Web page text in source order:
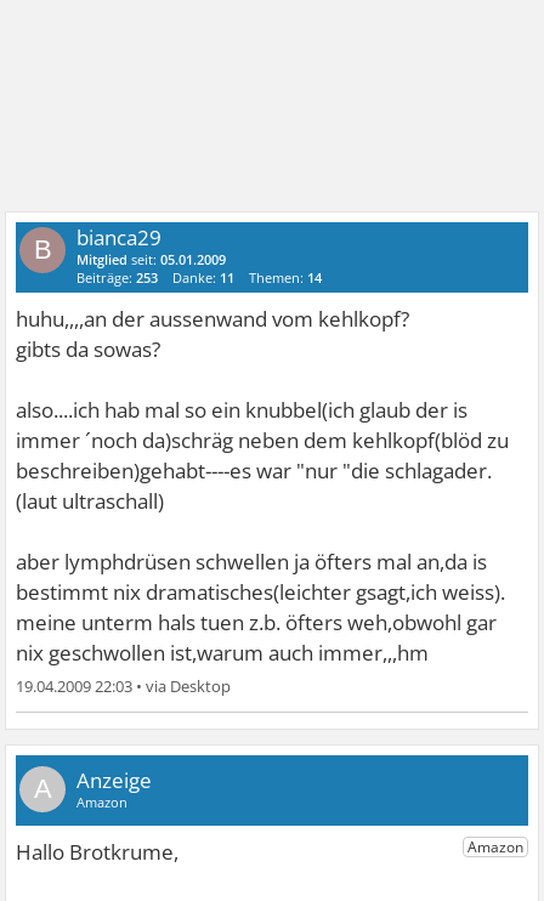
B bianca29
Mitglied seit:05.01.2009
Beiträge:253 Danke: 11 Themen: 14
huhu,,,,an der aussenwand vom kehlkopf?
gibts da sowas?
also....ich hab mal so ein knubbel(ich glaub der is
immer ´noch da)schräg neben dem kehlkopf(blöd zu
beschreiben)gehabt----es war "nur "die schlagader.
(laut ultraschall)
aber lymphdrüsen schwellen ja öfters mal an,da is
bestimmt nix dramatisches(leichter gsagt,ich weiss).
meine unterm hals tuen z.b. öfters weh,obwohl gar
nix geschwollen ist,warum auch immer,,,hm
19.04.2009 22:03 •
A